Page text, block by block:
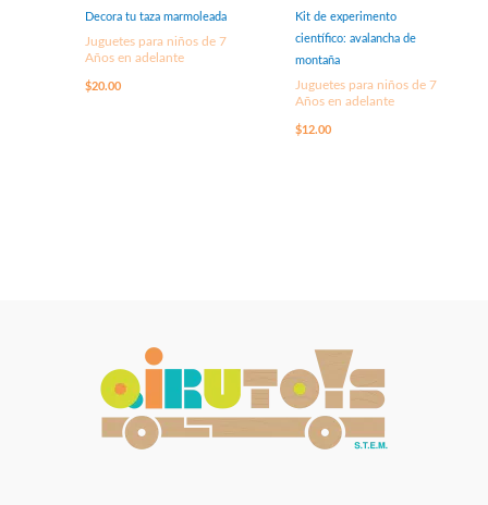
Decora tu taza marmoleada
Juguetes para niños de 7
Años en adelante
$20.00
Kit de experimento
científico: avalancha de
montaña
Juguetes para niños de 7
Años en adelante
$12.00